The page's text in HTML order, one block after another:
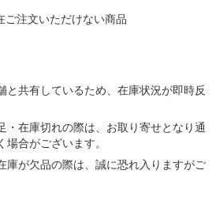
注文いただけない商品
と共有しているため、在庫状況が即時反
・在庫切れの際は、お取り寄せとなり通
合がございます。
庫が欠品の際は、誠に恐れ入りますがご